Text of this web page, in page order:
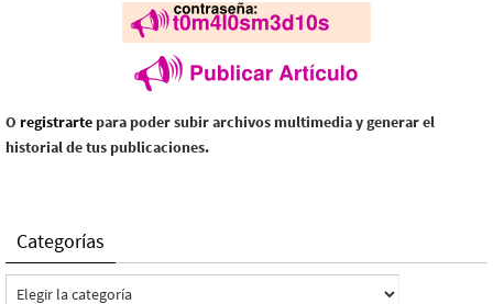
O registrarte para poder subir archivos multimedia y generar el
historial de tus publicaciones.
Categorías
Categorías